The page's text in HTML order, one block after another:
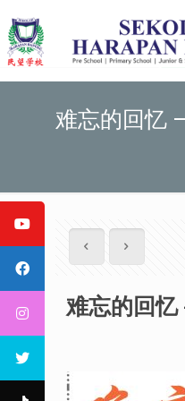
难忘的回忆
难忘的回